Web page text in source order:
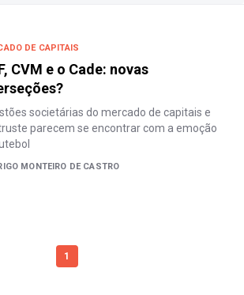
DE CAPITAIS
CVM e o Cade: novas
societárias do mercado de capitais e
parecem se encontrar com a emoção
MONTEIRO DE CASTRO
1